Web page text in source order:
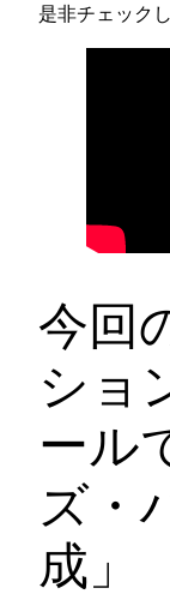
是非チェック
今回
ショ
ール
ズ・
成」